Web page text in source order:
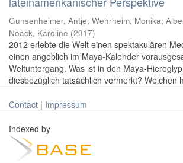
Gunsenheimer, Antje; Wehrheim, Monika;
Noack, Karoline (2017)
2012 erlebte die Welt einen spektakulären
einen angeblich im Maya-Kalender
Weltuntergang. Was ist in den Maya-
diesbezüglich tatsächlich vermerkt? Welchen
Contact | Impressum
Indexed by